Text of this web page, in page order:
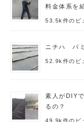
料金体系を
53.5k件のビ
ニチハ パミ
52.9k件のビ
素人がDIY
るの？
49.9k件のビ